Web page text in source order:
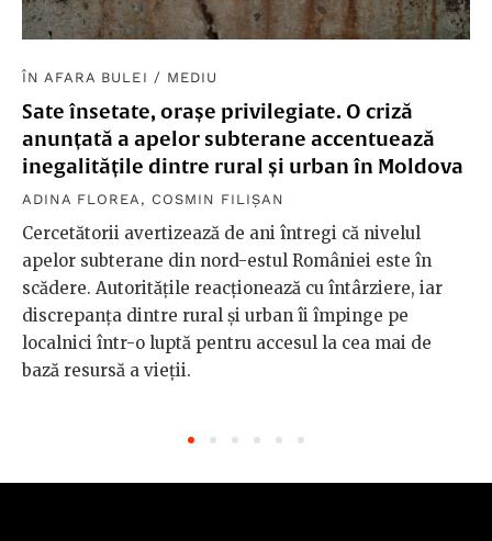
ÎN AFARA BULEI / MEDIU
Sate însetate, orașe privilegiate. O criză
anunțată a apelor subterane accentuează
inegalitățile dintre rural și urban în Moldova
ADINA FLOREA , COSMIN FILIȘAN
Cercetătorii avertizează de ani întregi că nivelul
apelor subterane din nord-estul României este în
scădere. Autoritățile reacționează cu întârziere, iar
discrepanța dintre rural și urban îi împinge pe
localnici într-o luptă pentru accesul la cea mai de
bază resursă a vieții.